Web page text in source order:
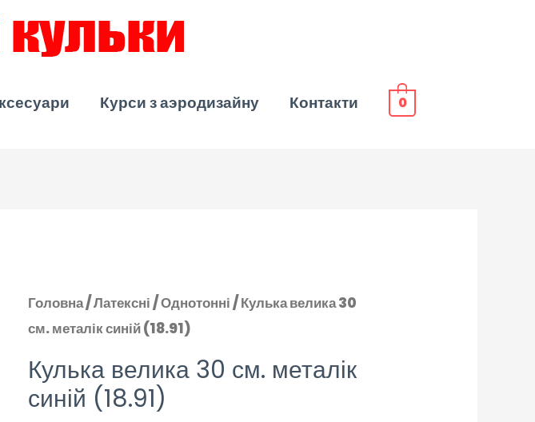
Курси з аэродизайну Контакти 0
Головна/Латексні/Однотонні/ Кулька велика 30
см. металік синій (18.91)
Кулька велика 30 см. металік
синій (18.91)